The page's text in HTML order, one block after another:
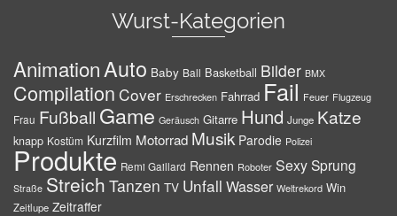
Wurst-Kategorien
AnimationAuto Baby Ball Basketball Bilder BMX
Compilation Cover Erschrecken Fahrrad Fail Feuer Flugzeug
Frau Fußball Game Geräusch Gitarre Hund Junge Katze
knapp Kostüm Kurzfilm Motorrad Musik Parodie Polizei
Produkte Remi Gaillard Rennen Roboter SexySprung
Straße Streich Tanzen TV Unfall Wasser Weltrekord Win
Zeitlupe Zeitraffer